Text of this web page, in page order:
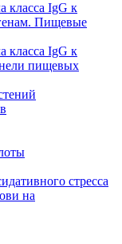
класса IgG к
Пищевые
класса IgG к
пищевых
стресса
на